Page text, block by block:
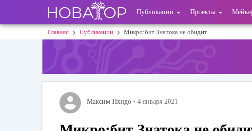
основному
User
account
Публикации Проекты
Строка
Главная Публикации Микро:бит Знатока не обидит
Максим Пхидо • 4 января 2021